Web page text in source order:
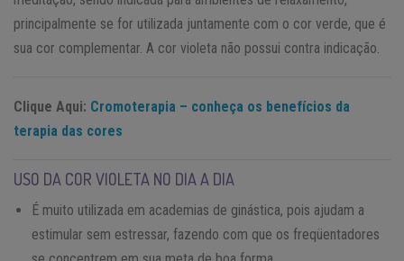
principalmente se for utilizada juntamente com o cor verde, que é
sua cor complementar. A cor violeta não possui contra indicação.
Clique Aqui: Cromoterapia – conheça os benefícios da
terapia das cores
USO DA COR VIOLETA NO DIA A DIA
É muito utilizada em academias de ginástica, pois ajudam a
estimular sem estressar, fazendo com que os freqüentadores